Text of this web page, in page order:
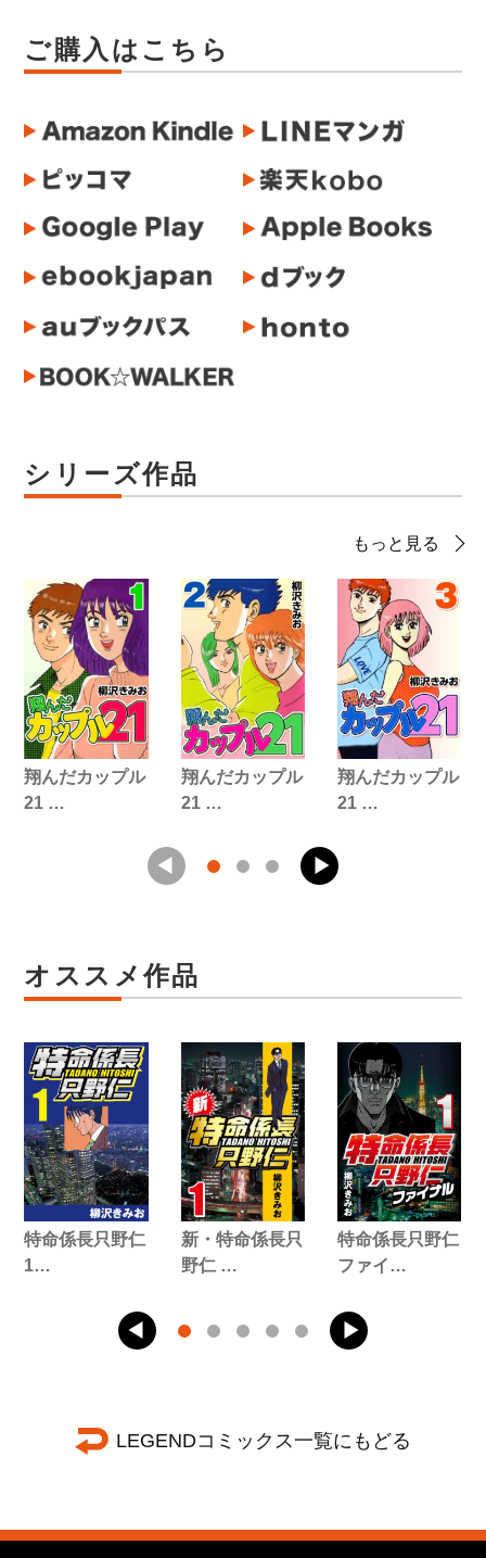
ご購入はこちら
シリーズ作品
もっと見る
翔んだカップル
21 …
翔んだカップル
21 …
翔んだカップル
21 …
オススメ作品
特命係長只野仁
1…
新・特命係長只
野仁 …
特命係長只野仁
ファイ…
LEGENDコミックス一覧にもどる